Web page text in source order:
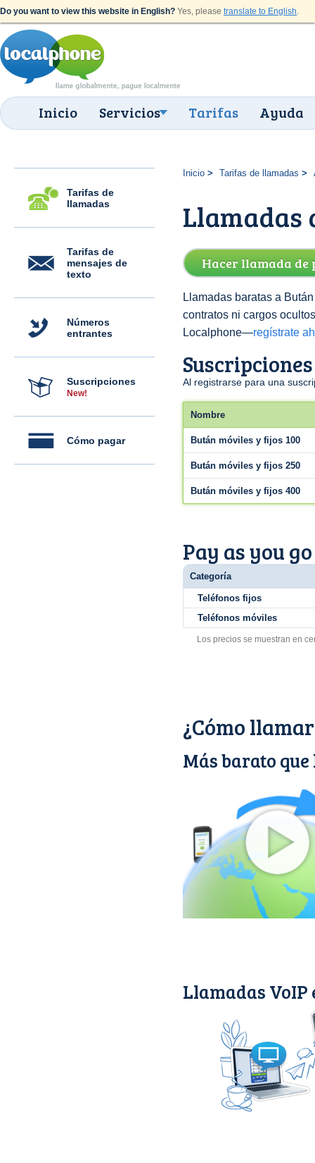
Do you want to view this website in English? Yes, please translate to English.
Inicio Servicios Tarifas Ayuda
Tarifas de
llamadas
Tarifas de
mensajes de
texto
Números
entrantes
Suscripciones
New!
Cómo pagar
Inicio Tarifas de llamadas
Llamadas
Hacer llamada de
Llamadas baratas a
contratos ni cargos
Localphone—regístrate
Suscripciones
Al registrarse para una
Nombre
Bután móviles y fijos 100
Bután móviles y fijos 250
Bután móviles y fijos 400
Pay as you
Categoría
Teléfonos fijos
Teléfonos móviles
Los precios se muestran en
¿Cómo
Más barato
Llamadas VoIP